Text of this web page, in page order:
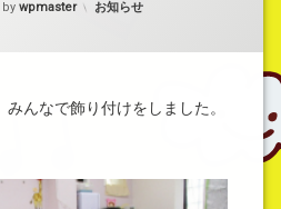
by wpmaster カテゴリー:
お知らせ
んなで飾り付けをしました。